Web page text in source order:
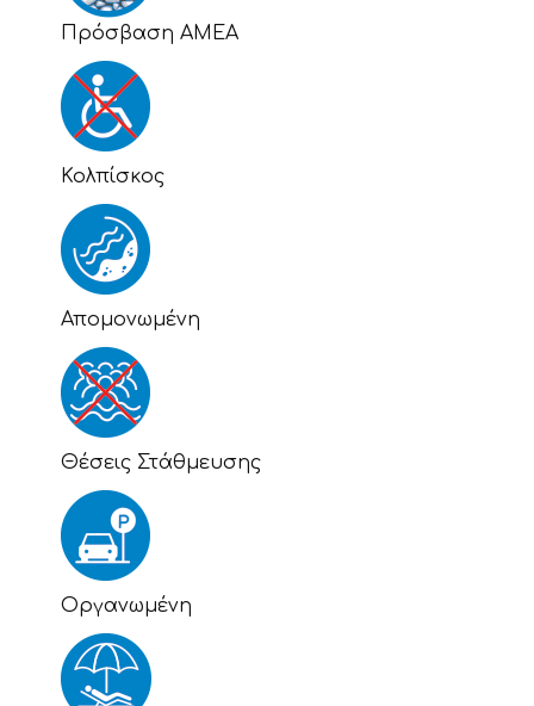
Πρόσβαση ΑΜΕΑ
Κολπίσκος
Απομονωμένη
Θέσεις Στάθμευσης
Οργανωμένη